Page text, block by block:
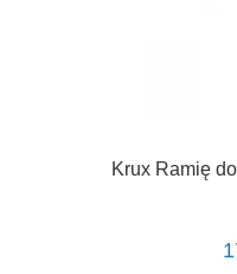
Krux Ramię